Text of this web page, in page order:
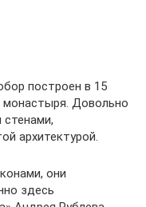
построен в 15
монастыря. Довольно
архитектурой.
они
здесь